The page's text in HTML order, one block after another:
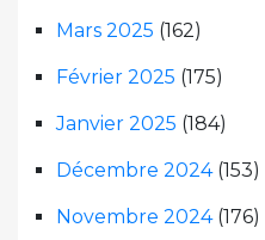
Mars 2025 (162)
Février 2025 (175)
Janvier 2025 (184)
Décembre 2024(153)
Novembre 2024(176)